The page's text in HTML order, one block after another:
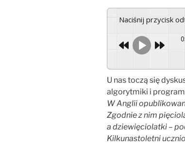
Naciśnij przycisk
U nas toczą się
algorytmiki i
W Anglii
Zgodnie z nim
a dziewięciolatki –
Kilkunastoletni